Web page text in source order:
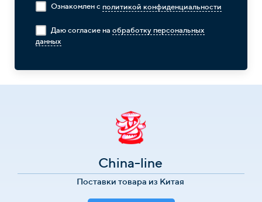
Ознакомлен с политикой конфиденциальности
Даю согласие на обработку персональных
данных
China-line
Поставки товара из Китая